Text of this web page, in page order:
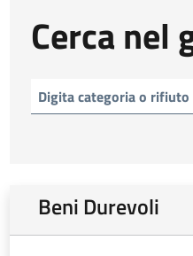
Cerca nel
Beni Durevoli